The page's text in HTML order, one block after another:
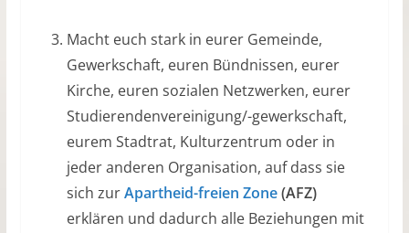
Macht euch stark in eurer Gemeinde,
Gewerkschaft, euren Bündnissen, eurer
Kirche, euren sozialen Netzwerken, eurer
Studierendenvereinigung/-gewerkschaft,
eurem Stadtrat, Kulturzentrum oder in
jeder anderen Organisation, auf dass sie
sich zurApartheid-freien Zone(AFZ)
erklären und dadurch alle Beziehungen mit